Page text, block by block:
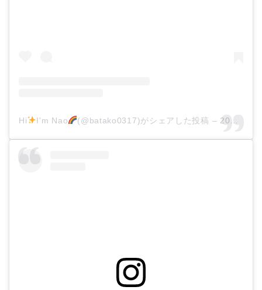
Hi I'm Nao (@batako0317)がシェアした投稿 – 2020年 4月月26日午前12時50分PDT